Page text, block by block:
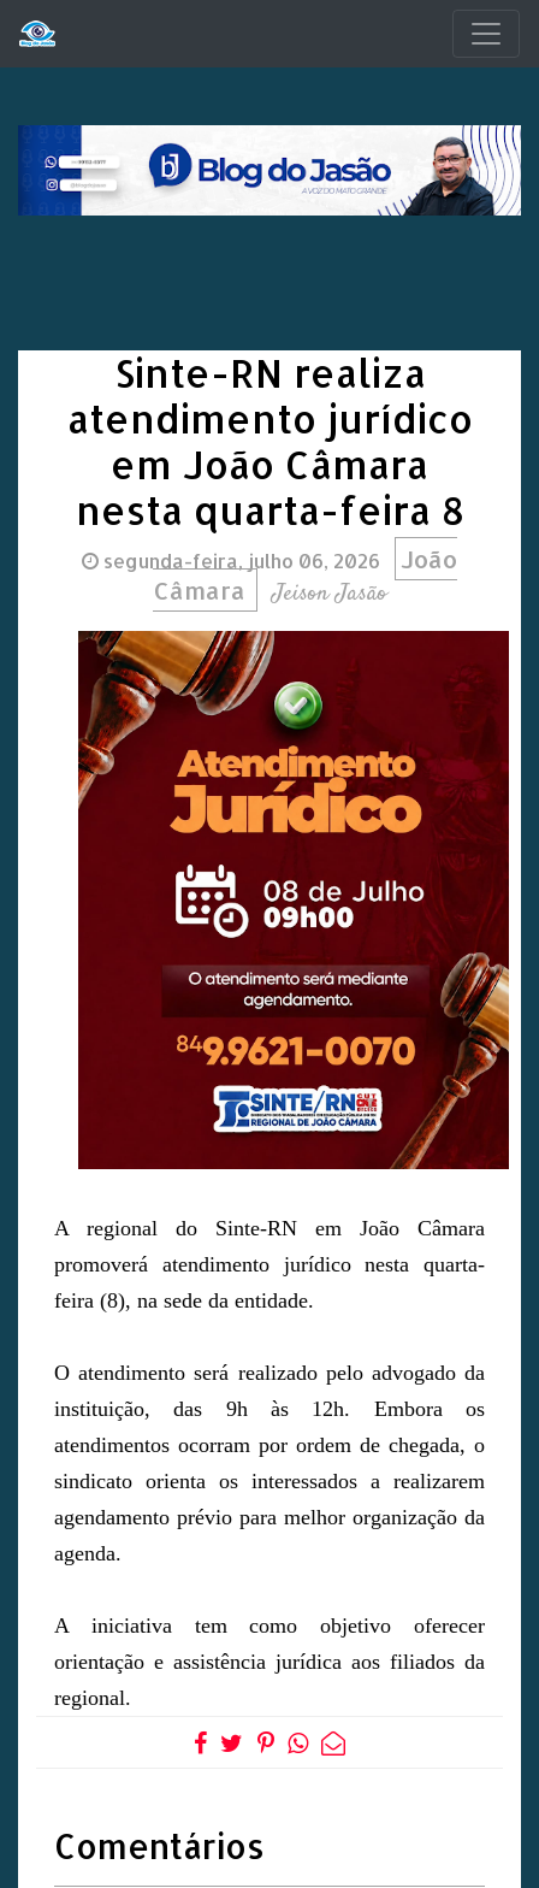
Sinte-RN realiza
atendimento jurídico
em João Câmara
nesta quarta-feira 8
segunda-feira, julho 06, 2026
João
Câmara
Jeison Jasão
A regional do Sinte-RN em João Câmara
promoverá atendimento jurídico nesta quarta-
feira (8), na sede da entidade.
O atendimento será realizado pelo advogado da
instituição, das 9h às 12h. Embora os
atendimentos ocorram por ordem de chegada, o
sindicato orienta os interessados a realizarem
agendamento prévio para melhor organização da
agenda.
A iniciativa tem como objetivo oferecer
orientação e assistência jurídica aos filiados da
regional.
Comentários